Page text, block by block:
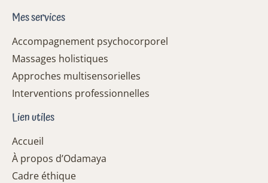
Mes services
Accompagnement psychocorporel
Massages holistiques
Approches multisensorielles
Interventions professionnelles
Lien utiles
Accueil
À propos d’Odamaya
Cadre éthique